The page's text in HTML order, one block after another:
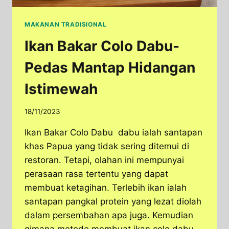
MAKANAN TRADISIONAL
Ikan Bakar Colo Dabu-
Pedas Mantap Hidangan
Istimewah
18/11/2023
Ikan Bakar Colo Dabu dabu ialah santapan
khas Papua yang tidak sering ditemui di
restoran. Tetapi, olahan ini mempunyai
perasaan rasa tertentu yang dapat
membuat ketagihan. Terlebih ikan ialah
santapan pangkal protein yang lezat diolah
dalam persembahan apa juga. Kemudian